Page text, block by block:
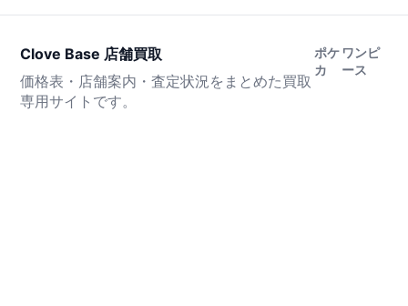
Clove Base 店舗買取
価格表・店舗案内・査定状況をまとめた買取
専用サイトです。
ポケ
カ
ワンピ
ース